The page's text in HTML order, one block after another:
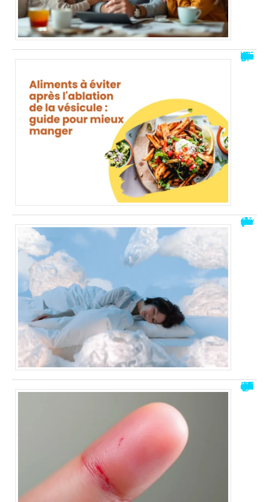
Aliments à éviter après l’ablation de la vésicule : guide pour mieux manger
Comprendre un rêve où une personne décédée nous parle
Doigt gonflé et du mal à le plier : solutions rapides à connaître